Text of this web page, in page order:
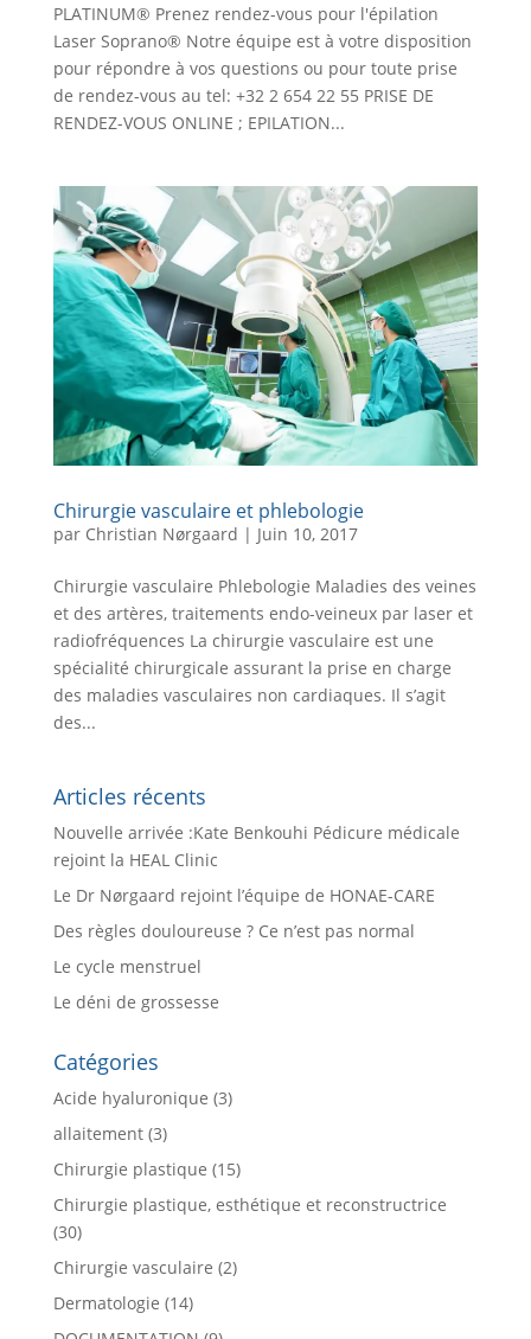
PLATINUM® Prenez rendez-vous pour l'épilation
Laser Soprano® Notre équipe est à votre disposition
pour répondre à vos questions ou pour toute prise
de rendez-vous au tel: +32 2 654 22 55 PRISE DE
RENDEZ-VOUS ONLINE ; EPILATION...
Chirurgie vasculaire et phlebologie
par Christian Nørgaard | Juin 10, 2017
Chirurgie vasculaire Phlebologie Maladies des veines
et des artères, traitements endo-veineux par laser et
radiofréquences La chirurgie vasculaire est une
spécialité chirurgicale assurant la prise en charge
des maladies vasculaires non cardiaques. Il s’agit
des...
Articles récents
Nouvelle arrivée :Kate Benkouhi Pédicure médicale
rejoint la HEAL Clinic
Le Dr Nørgaard rejoint l’équipe de HONAE-CARE
Des règles douloureuse ? Ce n’est pas normal
Le cycle menstruel
Le déni de grossesse
Catégories
Acide hyaluronique (3)
allaitement(3)
Chirurgie plastique (15)
Chirurgie plastique, esthétique et reconstructrice
(30)
Chirurgie vasculaire (2)
Dermatologie (14)